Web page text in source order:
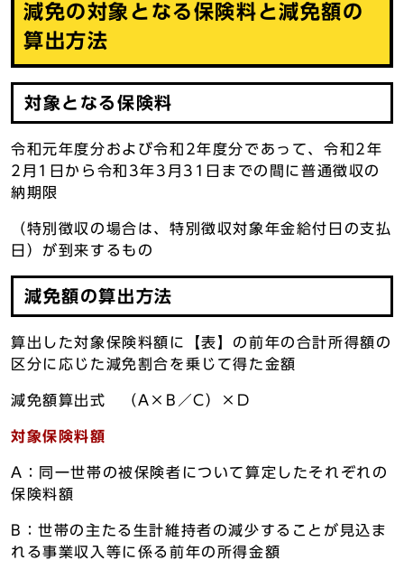
減免の対象となる保険料と減免額の
算出方法
対象となる保険料
令和元年度分および令和2年度分であって、令和2年
2月1日から令和3年3月31日までの間に普通徴収の
納期限
（特別徴収の場合は、特別徴収対象年金給付日の支払
日）が到来するもの
減免額の算出方法
算出した対象保険料額に【表】の前年の合計所得額の
区分に応じた減免割合を乗じて得た金額
減免額算出式 （A×B／C）×D
対象保険料額
A：同一世帯の被保険者について算定したそれぞれの
保険料額
B：世帯の主たる生計維持者の減少することが見込ま
れる事業収入等に係る前年の所得金額